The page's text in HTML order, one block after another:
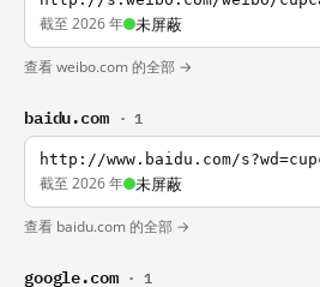
截至 2026 年 未屏蔽
查看 weibo.com 的全部 →
baidu.com · 1
http://www.baidu.com/
截至 2026 年 未屏蔽
查看 baidu.com 的全部 →
google.com · 1